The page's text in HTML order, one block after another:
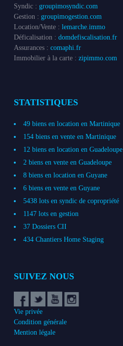
Syndic :groupimosyndic.com
Gestion :groupimogestion.com
Location/Vente :lemarche.immo
Déficalisation :domdefiscalisation.fr
Assurances :comaphi.fr
Immobilier à la carte :zipimmo.com
STATISTIQUES
49 biens en location en Martinique
154 biens en vente en Martinique
12 biens en location en Guadeloupe
2 biens en vente en Guadeloupe
8 biens en location en Guyane
6 biens en vente en Guyane
5438 lots en syndic de copropriété
1147 lots en gestion
37 Dossiers CII
434 Chantiers Home Staging
SUIVEZ NOUS
Vie privée
Condition générale
Mention légale